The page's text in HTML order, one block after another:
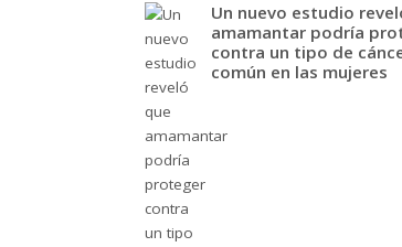
Un nuevo estudio
amamantar podría
contra un tipo de
común en las mujeres